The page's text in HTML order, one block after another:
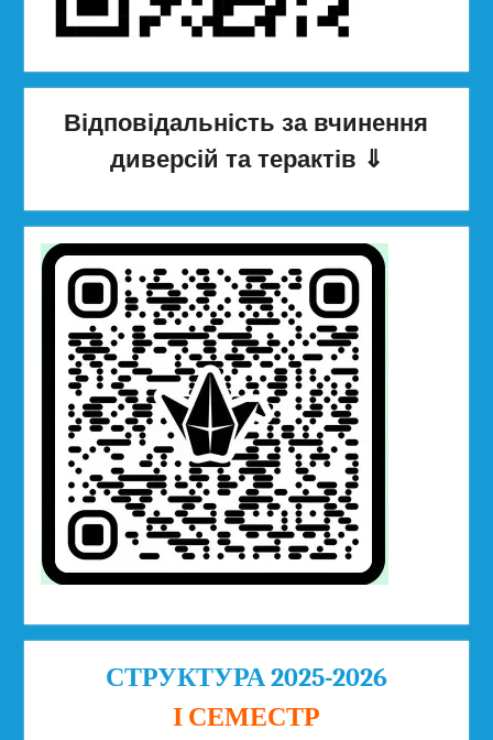
Відповідальність за вчинення
диверсій та терактів ⇓
СТРУКТУРА 2025-2026
І СЕМЕСТР